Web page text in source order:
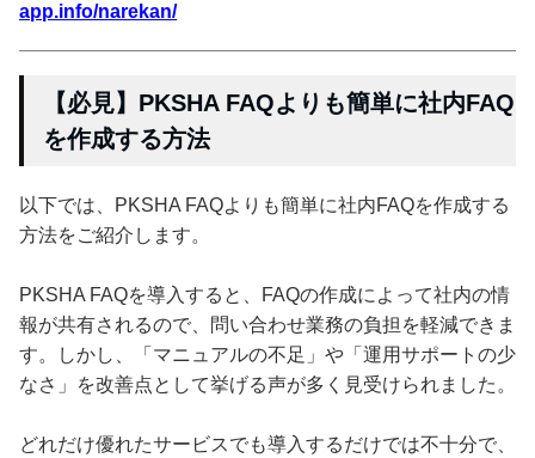
app.info/narekan/
【必見】PKSHA FAQよりも簡単に社内FAQ
を作成する方法
以下では、PKSHA FAQよりも簡単に社内FAQを作成する
方法をご紹介します。
PKSHA FAQを導入すると、FAQの作成によって社内の情
報が共有されるので、問い合わせ業務の負担を軽減できま
す。しかし、「マニュアルの不足」や「運用サポートの少
なさ」を改善点として挙げる声が多く見受けられました。
どれだけ優れたサービスでも導入するだけでは不十分で、